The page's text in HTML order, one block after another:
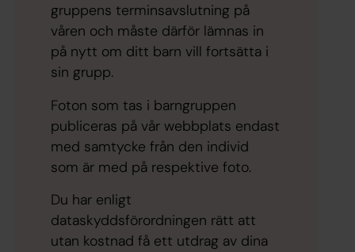
gruppens terminsavslutning på
våren och måste därför lämnas in
på nytt om ditt barn vill fortsätta i
sin grupp.
Foton som tas i barngruppen
publiceras på vår webbplats endast
med samtycke från den individ
som är med på respektive foto.
Du har enligt
dataskyddsförordningen rätt att
utan kostnad få ett utdrag av dina